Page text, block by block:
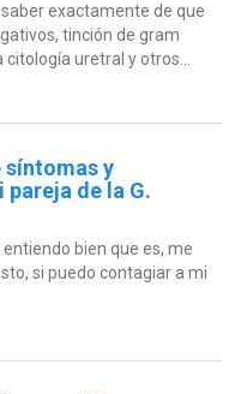
exactamente de que
tinción de gram
uretral y otros...
y
de la G.
bien que es, me
si puedo contagiar a mi